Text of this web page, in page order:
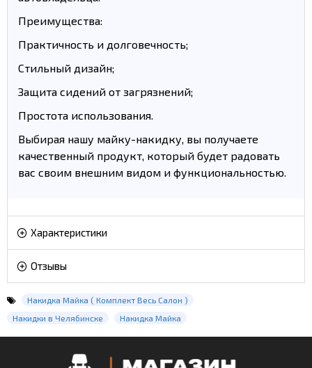
Преимущества:
Практичность и долговечность;
Стильный дизайн;
Защита сидений от загрязнений;
Простота использования.
Выбирая нашу майку-накидку, вы получаете
качественный продукт, который будет радовать
вас своим внешним видом и функциональностью.
Характеристики
Отзывы
Накидка Майка ( Комплект Весь Салон )
Накидки в Челябинске
Накидка Майка